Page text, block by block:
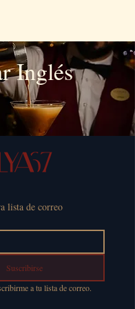
Inglés
lista de correo
Suscribirse
a tu lista de correo.